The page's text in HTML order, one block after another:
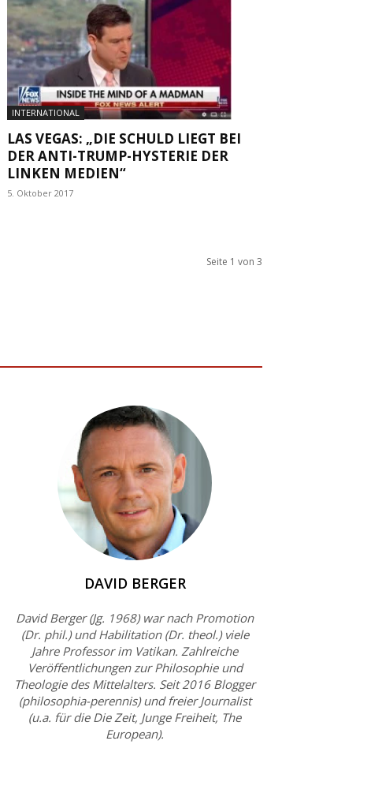
INTERNATIONAL
LAS VEGAS: „DIE SCHULD LIEGT BEI
DER ANTI-TRUMP-HYSTERIE DER
LINKEN MEDIEN“
5. Oktober 2017
Seite 1 von 3
DAVID BERGER
David Berger (Jg. 1968) war nach Promotion
(Dr. phil.) und Habilitation (Dr. theol.) viele
Jahre Professor im Vatikan. Zahlreiche
Veröffentlichungen zur Philosophie und
Theologie des Mittelalters. Seit 2016 Blogger
(philosophia-perennis) und freier Journalist
(u.a. für die Die Zeit, Junge Freiheit, The
European).